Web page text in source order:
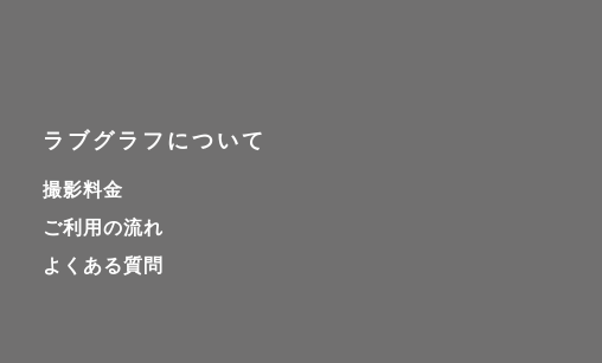
ラブグラフについて
撮影料金
ご利用の流れ
よくある質問